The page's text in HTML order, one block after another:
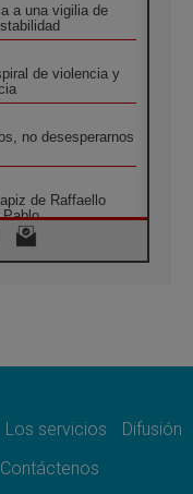
a una vigilia de
de violencia y
no desesperarnos
de Raffaello
se compra con una
Los servicios
Difusión
Contáctenos